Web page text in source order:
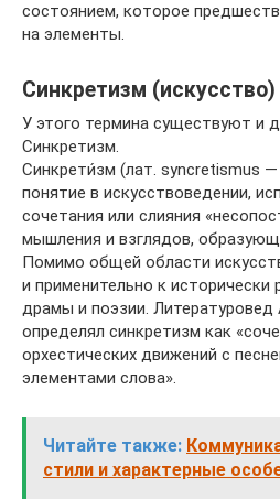
состоянием, которое
на элементы.
Синкретизм (искусство)
У этого термина существуют и
Синкретизм.
Синкрети́зм (лат. syncretismus
понятие в искусствоведении,
сочетания или слияния
мышления и взглядов,
Помимо общей области
и применительно к исторически
драмы и поэзии. Литературовед
определял синкретизм как
орхестических движений с
элементами слова».
Читайте также:
стили и характерные